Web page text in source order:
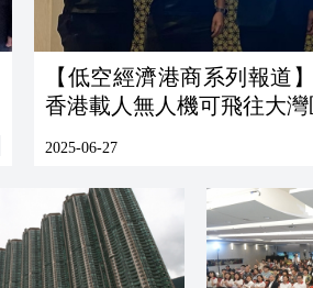
【低空經濟港商系列報道
香港載人無人機可飛往大
2025-06-27